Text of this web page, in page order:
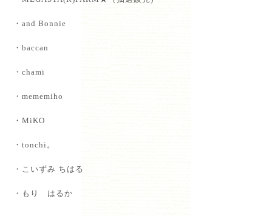
・and Bonnie
・baccan
・chami
・mememiho
・MiKO
・tonchi。
・こいずみ ちはる
・もり はるか